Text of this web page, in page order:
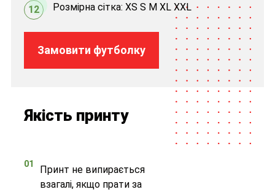
12 Розмірна сітка: XS S M XL XXL
Замовити футболку
Якість принту
01
Принт не випирається
взагалі, якщо прати за